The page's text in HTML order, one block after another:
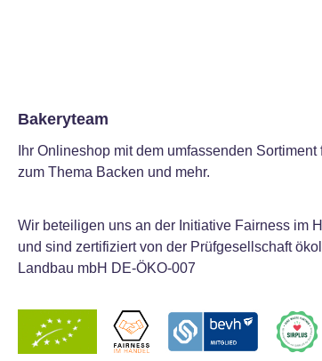
Bakeryteam
Ihr Onlineshop mit dem umfassenden Sortiment
zum Thema Backen und mehr.
Wir beteiligen uns an der Initiative Fairness im
und sind zertifiziert von der Prüfgesellschaft
Landbau mbH DE-ÖKO-007